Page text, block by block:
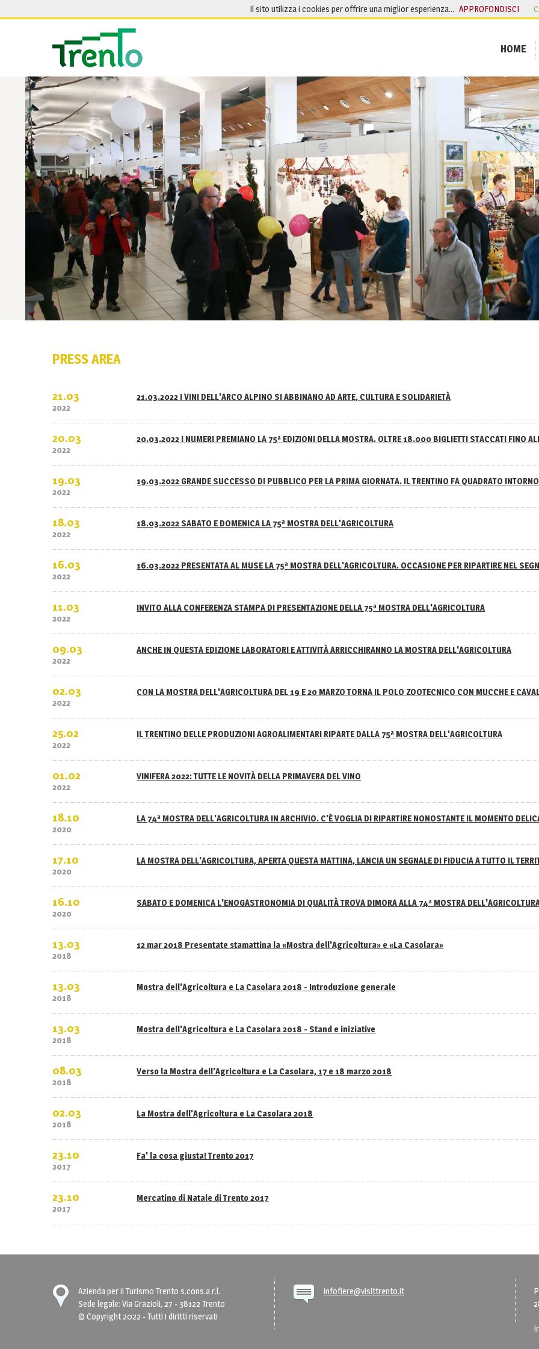
HOME
PRESS AREA
21.03
2022
21.03.2022 I VINI DELL'ARCO ALPINO SI ABBINANO AD ARTE, CULTURA E SOLIDARIETÀ
20.03
2022
20.03.2022 I NUMERI PREMIANO LA 75ª EDIZIONI DELLA MOSTRA. OLTRE 18.000 BIGLIETTI STACCATI FINO
19.03
2022
19.03.2022 GRANDE SUCCESSO DI PUBBLICO PER LA PRIMA GIORNATA. IL TRENTINO FA QUADRATO
18.03
2022
18.03.2022 SABATO E DOMENICA LA 75ª MOSTRA DELL'AGRICOLTURA
16.03
2022
16.03.2022 PRESENTATA AL MUSE LA 75ª MOSTRA DELL'AGRICOLTURA. OCCASIONE PER RIPARTIRE NEL
11.03
2022
INVITO ALLA CONFERENZA STAMPA DI PRESENTAZIONE DELLA 75ª MOSTRA DELL'AGRICOLTURA
09.03
2022
ANCHE IN QUESTA EDIZIONE LABORATORI E ATTIVITÀ ARRICCHIRANNO LA MOSTRA DELL'AGRICOLTURA
02.03
2022
CON LA MOSTRA DELL'AGRICOLTURA DEL 19 E 20 MARZO TORNA IL POLO ZOOTECNICO CON MUCCHE E
25.02
2022
IL TRENTINO DELLE PRODUZIONI AGROALIMENTARI RIPARTE DALLA 75ª MOSTRA DELL'AGRICOLTURA
01.02
2022
VINIFERA 2022: TUTTE LE NOVITÀ DELLA PRIMAVERA DEL VINO
18.10
2020
LA 74ª MOSTRA DELL'AGRICOLTURA IN ARCHIVIO. C'È VOGLIA DI RIPARTIRE NONOSTANTE IL MOMENTO
17.10
2020
LA MOSTRA DELL'AGRICOLTURA, APERTA QUESTA MATTINA, LANCIA UN SEGNALE DI FIDUCIA A TUTTO IL
16.10
2020
SABATO E DOMENICA L'ENOGASTRONOMIA DI QUALITÀ TROVA DIMORA ALLA 74ª MOSTRA
13.03
2018
12 mar 2018 Presentate stamattina la «Mostra dell'Agricoltura» e «La Casolara»
13.03
2018
Mostra dell'Agricoltura e La Casolara 2018 - Introduzione generale
13.03
2018
Mostra dell'Agricoltura e La Casolara 2018 - Stand e iniziative
08.03
2018
Verso la Mostra dell'Agricoltura e La Casolara, 17 e 18 marzo 2018
02.03
2018
La Mostra dell'Agricoltura e La Casolara 2018
23.10
2017
Fa' la cosa giusta! Trento 2017
23.10
2017
Mercatino di Natale di Trento 2017
Azienda per il Turismo Trento s.cons.a r.l.
Sede legale: Via Grazioli, 27 - 38122 Trento
© Copyright 2022 - Tutti i diritti riservati
infofiere@visittrento.it
Il sito utilizza i cookies per offrire una miglior esperienza… APPROFONDISCI